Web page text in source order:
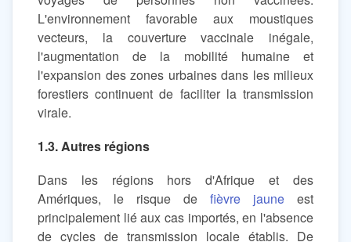
L'environnement favorable aux moustiques
vecteurs, la couverture vaccinale inégale,
l'augmentation de la mobilité humaine et
l'expansion des zones urbaines dans les milieux
forestiers continuent de faciliter la transmission
virale.
1.3. Autres régions
Dans les régions hors d'Afrique et des
Amériques, le risque de fièvre jaune est
principalement lié aux cas importés, en l'absence
de cycles de transmission locale établis. De